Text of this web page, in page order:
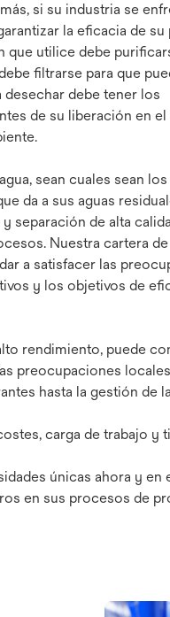
si su industria se
la eficacia de
que utilice debe
filtrarse para que
desechar debe tener los
de su liberación en
sean cuales sean
da a sus aguas
separación de alta
Nuestra cartera
a satisfacer las
y los objetivos de
rendimiento, puede
preocupaciones
hasta la gestión de
carga de trabajo y
únicas ahora y en
en sus procesos de